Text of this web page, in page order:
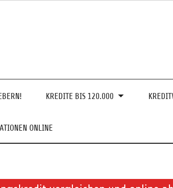
KREDITE BIS 120.000
ONLINE